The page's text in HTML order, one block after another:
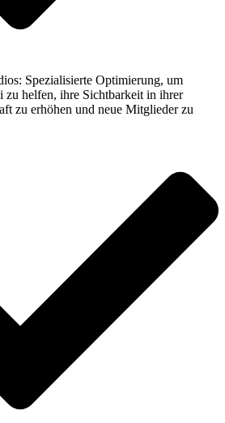
Spezialisierte Optimierung, um
zu helfen, ihre Sichtbarkeit in ihrer
zu erhöhen und neue Mitglieder zu